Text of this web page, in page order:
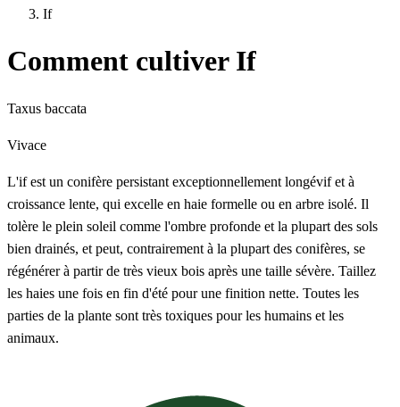
If
Comment cultiver If
Taxus baccata
Vivace
L'if est un conifère persistant exceptionnellement longévif et à
croissance lente, qui excelle en haie formelle ou en arbre isolé. Il
tolère le plein soleil comme l'ombre profonde et la plupart des sols
bien drainés, et peut, contrairement à la plupart des conifères, se
régénérer à partir de très vieux bois après une taille sévère. Taillez
les haies une fois en fin d'été pour une finition nette. Toutes les
parties de la plante sont très toxiques pour les humains et les
animaux.